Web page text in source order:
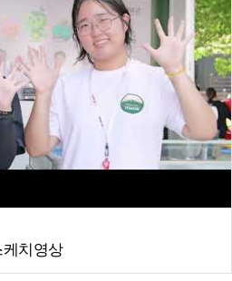
케치영상